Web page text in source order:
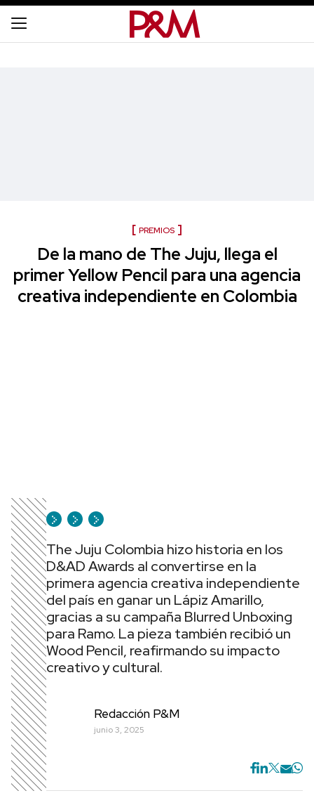
PREMIOS
De la mano de The Juju, llega el
primer Yellow Pencil para una agencia
creativa independiente en Colombia
The Juju Colombia hizo historia en los
D&AD Awards al convertirse en la
primera agencia creativa independiente
del país en ganar un Lápiz Amarillo,
gracias a su campaña Blurred Unboxing
para Ramo. La pieza también recibió un
Wood Pencil, reafirmando su impacto
creativo y cultural.
Redacción P&M
junio 3, 2025